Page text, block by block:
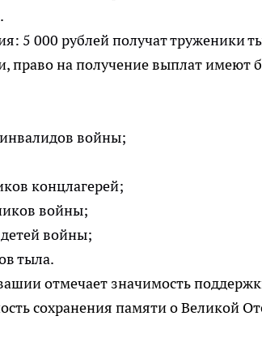
5 000 рублей получат труженики
право на получение выплат имеют
войны;
концлагерей;
войны;
войны;
тыла.
отмечает значимость
сохранения памяти о Великой